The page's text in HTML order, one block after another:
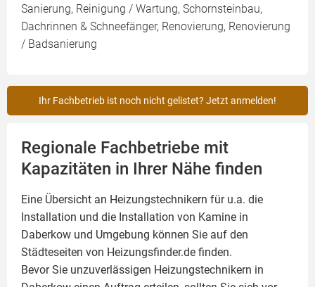
Sanierung, Reinigung / Wartung, Schornsteinbau,
Dachrinnen & Schneefänger, Renovierung, Renovierung
/ Badsanierung
Ihr Fachbetrieb ist noch nicht gelistet? Jetzt anmelden!
Regionale Fachbetriebe mit
Kapazitäten in Ihrer Nähe finden
Eine Übersicht an Heizungstechnikern für u.a. die
Installation und die Installation von Kamine in
Daberkow und Umgebung können Sie auf den
Städteseiten von Heizungsfinder.de finden.
Bevor Sie unzuverlässigen Heizungstechnikern in